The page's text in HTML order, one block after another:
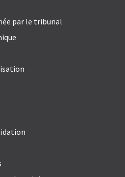
par le tribunal